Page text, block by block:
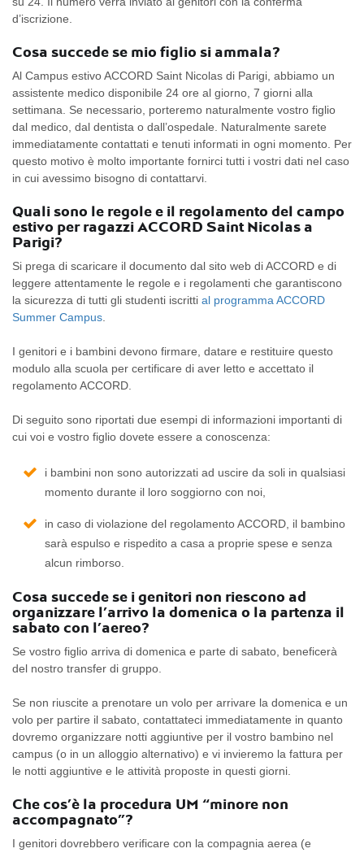
d’iscrizione.
Cosa succede se mio figlio si ammala?
Al Campus estivo ACCORD Saint Nicolas di Parigi, abbiamo un
assistente medico disponibile 24 ore al giorno, 7 giorni alla
settimana. Se necessario, porteremo naturalmente vostro figlio
dal medico, dal dentista o dall’ospedale. Naturalmente sarete
immediatamente contattati e tenuti informati in ogni momento. Per
questo motivo è molto importante fornirci tutti i vostri dati nel caso
in cui avessimo bisogno di contattarvi.
Quali sono le regole e il regolamento del campo
estivo per ragazzi ACCORD Saint Nicolas a
Parigi?
Si prega di scaricare il documento dal sito web di ACCORD e di
leggere attentamente le regole e i regolamenti che garantiscono
la sicurezza di tutti gli studenti iscritti al programma ACCORD
Summer Campus
I genitori e i bambini devono firmare, datare e restituire questo
modulo alla scuola per certificare di aver letto e accettato il
regolamento ACCORD.
Di seguito sono riportati due esempi di informazioni importanti di
cui voi e vostro figlio dovete essere a conoscenza:
i bambini non sono autorizzati ad uscire da soli in qualsiasi
momento durante il loro soggiorno con noi,
in caso di violazione del regolamento ACCORD, il bambino
sarà espulso e rispedito a casa a proprie spese e senza
alcun rimborso.
Cosa succede se i genitori non riescono ad
organizzare l’arrivo la domenica o la partenza il
sabato con l’aereo?
Se vostro figlio arriva di domenica e parte di sabato, beneficerà
del nostro transfer di gruppo.
Se non riuscite a prenotare un volo per arrivare la domenica e un
volo per partire il sabato, contattateci immediatamente in quanto
dovremo organizzare notti aggiuntive per il vostro bambino nel
campus (o in un alloggio alternativo) e vi invieremo la fattura per
le notti aggiuntive e le attività proposte in questi giorni.
Che cos’è la procedura UM “minore non
accompagnato”?
I genitori dovrebbero verificare con la compagnia aerea (e